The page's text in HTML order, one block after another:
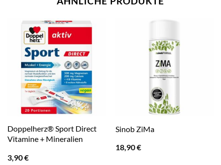
Doppelherz® Sport Direct
Vitamine + Mineralien
3,90€
Sinob ZiMa
18,90€